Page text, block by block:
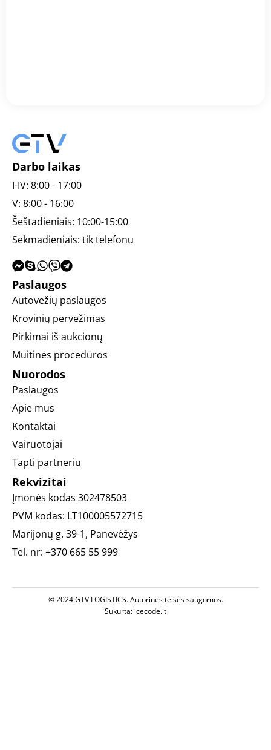
smarkiai didino krovinių gabenimo pajėgumus, siekdami
atitikti augančius pasaulinės prekybos po...
Darbo laikas
I-IV: 8:00 - 17:00
V: 8:00 - 16:00
Šeštadieniais: 10:00-15:00
Sekmadieniais: tik telefonu
Paslaugos
Autovežių paslaugos
Krovinių pervežimas
Pirkimai iš aukcionų
Muitinės procedūros
Nuorodos
Paslaugos
Apie mus
Kontaktai
Vairuotojai
Tapti partneriu
Rekvizitai
Įmonės kodas 302478503
PVM kodas: LT100005572715
Marijonų g. 39-1, Panevėžys
Tel. nr: +370 665 55 999
© 2024 GTV LOGISTICS.Autorinės teisės saugomos.
Sukurta: icecode.lt